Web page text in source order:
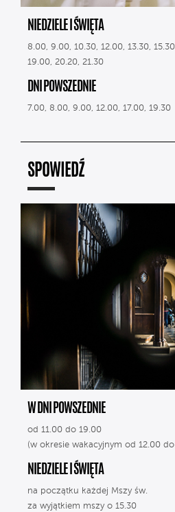
NIEDZIELE I ŚWIĘTA
8.00, 9.00, 10.30, 12.00, 13.30,
19.00, 20.20, 21.30
DNI POWSZEDNIE
7.00, 8.00, 9.00, 12.00, 17.00, 19.30
SPOWIEDŹ
W DNI POWSZEDNIE
od 11.00 do 19.00
(w okresie wakacyjnym od 12.00
NIEDZIELE I ŚWIĘTA
na początku każdej Mszy św.
za wyjątkiem mszy o 15.30